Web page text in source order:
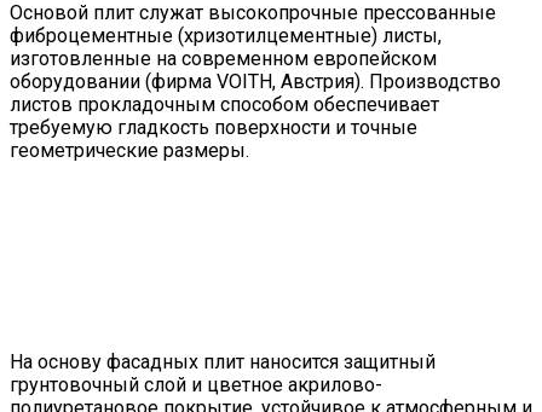
Основой плит служат высокопрочные прессованные
фиброцементные (хризотилцементные) листы,
изготовленные на современном европейском
оборудовании (фирма VOITH, Австрия). Производство
листов прокладочным способом обеспечивает
требуемую гладкость поверхности и точные
геометрические размеры.
На основу фасадных плит наносится защитный
грунтовочный слой и цветное акрилово-